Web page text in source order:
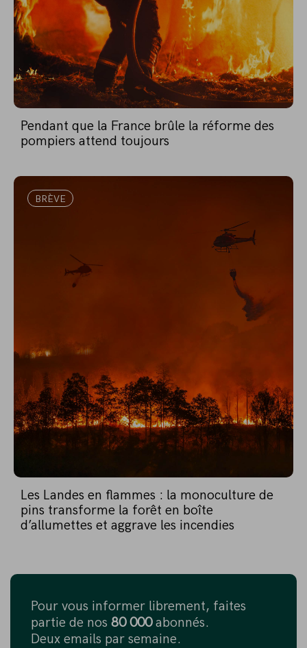
Pendant que la France brûle la réforme des
pompiers attend toujours
BRÈVE
Les Landes en flammes : la monoculture de
pins transforme la forêt en boîte
d’allumettes et aggrave les incendies
Pour vous informer librement, faites
partie de nos 80 000abonnés.
Deux emails par semaine.